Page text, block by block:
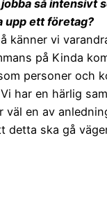
så intensivt
upp ett företag?
känner vi
på Kinda
personer och
har en härlig
väl en av
detta ska gå